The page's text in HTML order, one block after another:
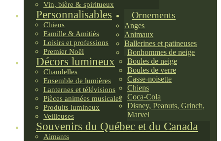
Vin, bière & spiritueux
Personnalisables
Chiens
Famille & Amitiés
Loisirs et professions
Premier Noël
Décors lumineux
Chandelles
Ensemble de lumières
Lanternes et télévisions
Pièces animées musicales
Produits lumineux
Veilleuses
Souvenirs du Québec et du Canada
Aimants
Ornements
Anges
Animaux
Ballerines et patineuses
Bonhommes de neige
Boules de neige
Boules de verre
Casse-noisette
Chiens
Coca-Cola
Disney, Peanuts, Grinch,
Marvel